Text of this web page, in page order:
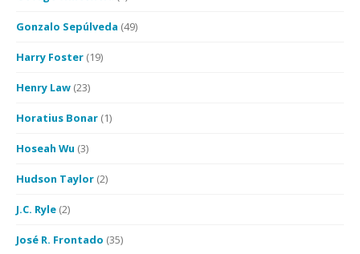
Gonzalo Sepúlveda (49)
Harry Foster (19)
Henry Law (23)
Horatius Bonar (1)
Hoseah Wu (3)
Hudson Taylor (2)
J.C. Ryle (2)
José R. Frontado (35)